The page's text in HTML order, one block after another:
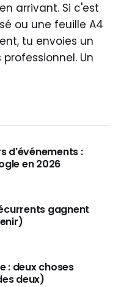
arrivant. Si c'est
ou une feuille A4
tu envoies un
Un
d'événements :
en 2026
gagnent
: deux choses
deux)